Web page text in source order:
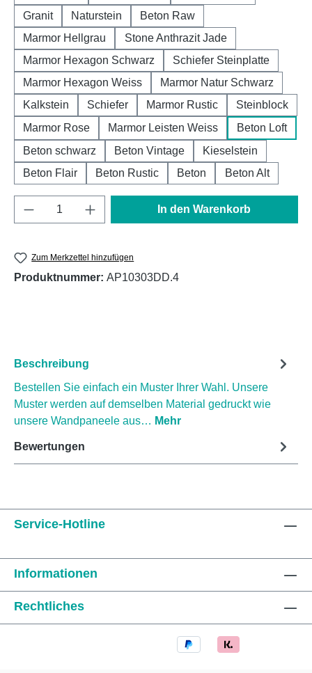
Granit
Naturstein
Beton Raw
Marmor Hellgrau
Stone Anthrazit Jade
Marmor Hexagon Schwarz
Schiefer Steinplatte
Marmor Hexagon Weiss
Marmor Natur Schwarz
Kalkstein
Schiefer Marmor Rustic
Steinblock
Marmor Rose
Marmor Leisten Weiss
Beton Loft
Beton schwarz
Beton Vintage
Kieselstein
Beton Flair
Beton Rustic Beton Beton Alt
Produkt Anzahl: Gib den gewünschten
In den Warenkorb
Zum Merkzettel hinzufügen
Produktnummer: AP10303DD.4
Beschreibung
Bestellen Sie einfach ein Muster Ihrer Wahl. Unsere
Muster werden auf demselben Material gedruckt wie
unsere Wandpaneele aus… Mehr
Bewertungen
Service-Hotline
Informationen
Rechtliches